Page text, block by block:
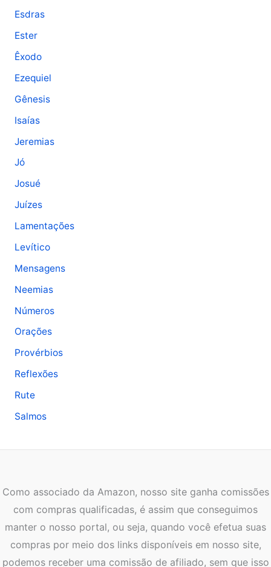
Esdras
Ester
Êxodo
Ezequiel
Gênesis
Isaías
Jeremias
Jó
Josué
Juízes
Lamentações
Levítico
Mensagens
Neemias
Números
Orações
Provérbios
Reflexões
Rute
Salmos
Como associado da Amazon, nosso site ganha comissões
com compras qualificadas, é assim que conseguimos
manter o nosso portal, ou seja, quando você efetua suas
compras por meio dos links disponíveis em nosso site,
podemos receber uma comissão de afiliado, sem que isso